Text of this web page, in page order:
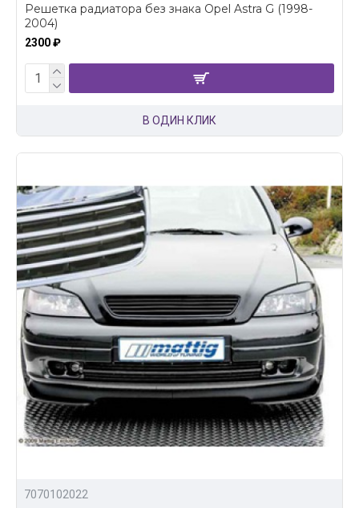
Решетка радиатора без знака Opel Astra G (1998-
2004)
2300 ₽
В ОДИН КЛИК
7070102022